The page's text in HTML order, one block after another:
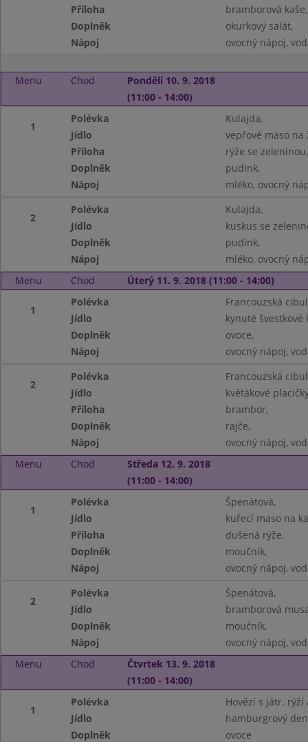
Příloha
bramborová kaše,
Doplněk
okurkový salát,
Nápoj
ovocný nápoj,
Menu Chod
Pondělí 10. 9. 2018
(11:00 - 14:00)
1
Polévka
Kulajda,
Jídlo
vepřové maso na
Příloha
rýže se zeleninou,
Doplněk
pudink,
Nápoj
mléko, ovocný
2
Polévka
Kulajda,
Jídlo
kuskus se
Doplněk
pudink,
Nápoj
mléko, ovocný
Menu
Chod Úterý 11. 9. 2018 (11:00 - 14:00)
1
Polévka
Francouzská
Jídlo
kynuté švestkové
Doplněk
ovoce,
Nápoj
ovocný nápoj,
2
Polévka
Francouzská
Jídlo
květákové
Příloha
brambor,
Doplněk
rajče,
Nápoj
ovocný nápoj,
Menu
Chod
Středa 12. 9. 2018
(11:00 - 14:00)
1
Polévka
Špenátová,
Jídlo
kuřecí maso na
Příloha
dušená rýže,
Doplněk
moučník,
Nápoj
ovocný nápoj,
2
Polévka
Špenátová,
Jídlo
bramborová
Doplněk
moučník,
Nápoj
ovocný nápoj,
Menu
Chod
Čtvrtek 13. 9. 2018
(11:00 - 14:00)
1
Polévka
Hovězí s játr. rýží
Jídlo
hamburgrový
Doplněk
ovoce